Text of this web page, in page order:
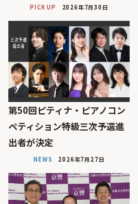
PICK UP 2026年7月30日
第50回ピティナ・ピアノコン
ペティション特級三次予選進
出者が決定
NEWS 2026年7月27日